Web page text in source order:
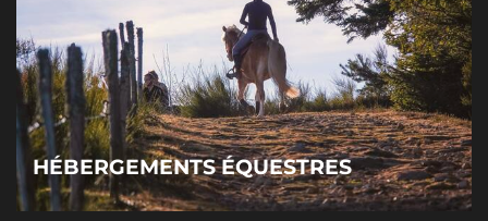
HÉBERGEMENTS ÉQUESTRES